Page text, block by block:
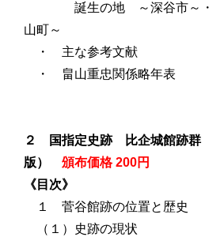
誕生の地 ～深谷市～・
山町～
・ 主な参考文献
・ 畠山重忠関係略年表
２ 国指定史跡 比企城館跡
版）
頒布価格 200円
《目次》
１ 菅谷館跡の位置と歴史
（１）史跡の現状